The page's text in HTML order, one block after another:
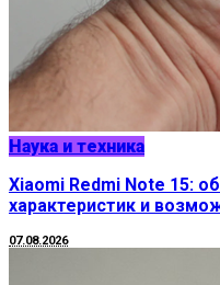
Наука и техника
Xiaomi Redmi Note 15:
характеристик и
07.08.2026